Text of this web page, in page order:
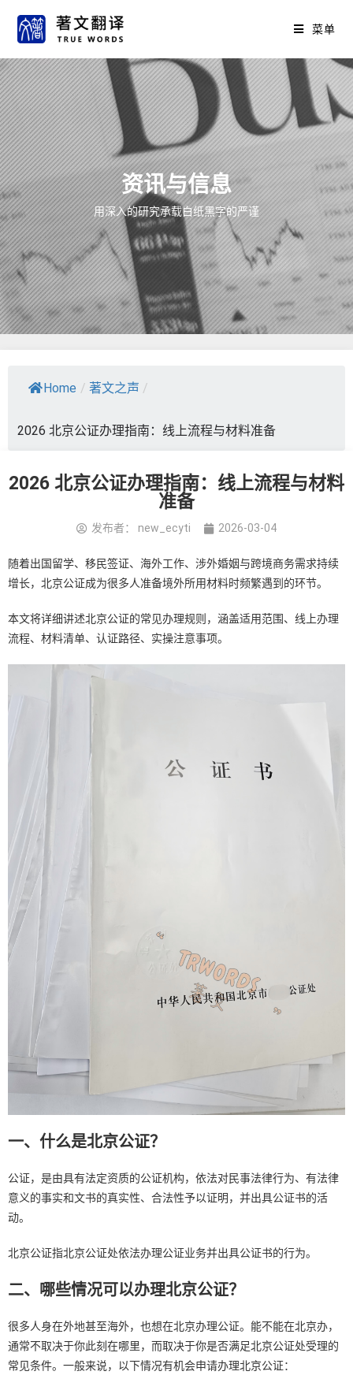
菜单
资讯与信息
用深入的研究承载白纸黑字的严谨
Home / 著文之声 /
2026 北京公证办理指南：线上流程与材料准备
2026 北京公证办理指南：线上流程与材料
准备
发布者： new_ecyti 2026-03-04
随着出国留学、移民签证、海外工作、涉外婚姻与跨境商务需求持续
增长，北京公证成为很多人准备境外所用材料时频繁遇到的环节。
本文将详细讲述北京公证的常见办理规则，涵盖适用范围、线上办理
流程、材料清单、认证路径、实操注意事项。
一、什么是北京公证？
公证，是由具有法定资质的公证机构，依法对民事法律行为、有法律
意义的事实和文书的真实性、合法性予以证明，并出具公证书的活
动。
北京公证指北京公证处依法办理公证业务并出具公证书的行为。
二、哪些情况可以办理北京公证？
很多人身在外地甚至海外，也想在北京办理公证。能不能在北京办，
通常不取决于你此刻在哪里，而取决于你是否满足北京公证处受理的
常见条件。一般来说，以下情况有机会申请办理北京公证：